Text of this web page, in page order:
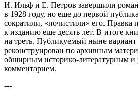
И. Ильф и Е. Петров завершили роман
в 1928 году, но еще до первой
сократили, «почистили» его. Правка
к изданию еще десять лет. В итоге
на треть. Публикуемый ныне
реконструирован по архивным
обширным историко-литературным и
комментарием.
---